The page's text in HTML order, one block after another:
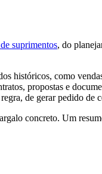
suprimentos, do
históricos, como
propostas e
de gerar pedido de
concreto. Um